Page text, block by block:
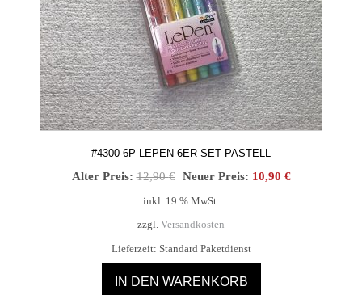
#4300-6P LEPEN 6ER SET PASTELL
Alter Preis: 12,90€ Ursprünglicher
12,90 €
Neuer Preis: 10,90 €Aktueller
inkl. 19 % MwSt.
zzgl. Versandkosten
Lieferzeit: Standard Paketdienst
IN DEN WARENKORB